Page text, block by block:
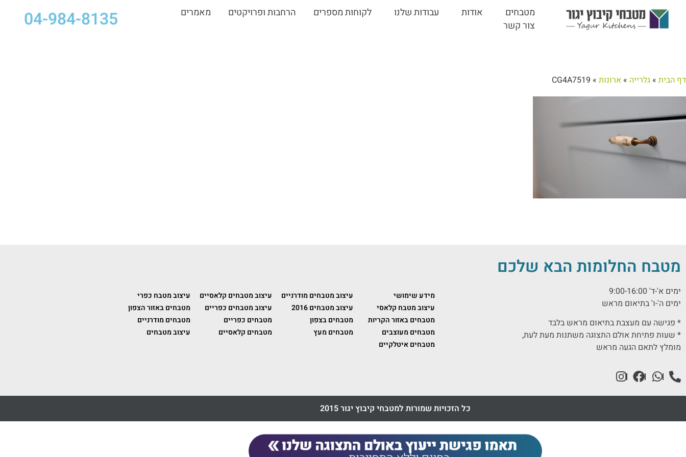
מטבחים אודות עבודות שלנו לקוחות מספרים הרחבות ופרויקטים
מאמרים
צור קשר
04-984-8135
דף הבית » גלרייה » ארונות »
CG4A7519
מטבח החלומות הבא שלכם
ימים א'-ד' 9:00-16:00
ימים ה'-ו' בתיאום מראש
* פגישה עם מעצבת בתיאום מראש בלבד
* שעות פתיחת אולם התצוגה משתנות מעת לעת,
מומלץ לתאם הגעה מראש
מידע שימושי עיצוב מטבחים מודרניים עיצוב מטבחים קלאסיים
עיצוב מטבח כפרי
עיצוב מטבח קלאסי
עיצוב מטבחים 2016 עיצוב מטבחים כפריים
מטבחים באזור הצפון
מטבחים באזור הקריות
מטבחים בצפון מטבחים כפריים
מטבחים מודרניים
מטבחים מעוצבים
מטבחים מעץ מטבחים קלאסיים
עיצוב מטבחים
מטבחים איטלקיים
כל הזכויות שמורות למטבחי קיבוץ יגור 2015